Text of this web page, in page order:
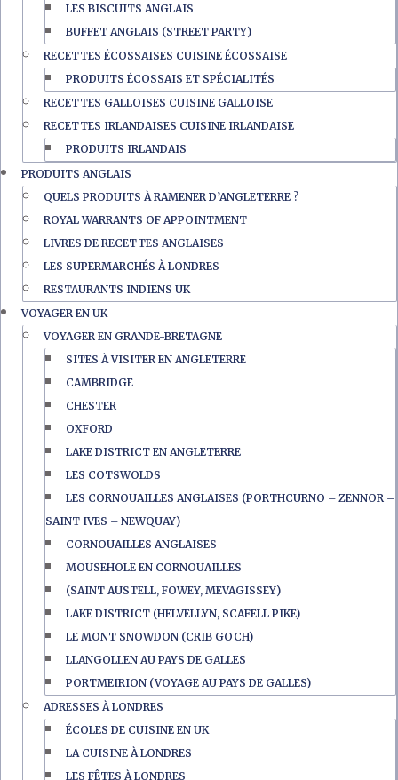
LES BISCUITS ANGLAIS
BUFFET ANGLAIS (STREET PARTY)
RECETTES ÉCOSSAISES CUISINE ÉCOSSAISE
PRODUITS ÉCOSSAIS ET SPÉCIALITÉS
RECETTES GALLOISES CUISINE GALLOISE
RECETTES IRLANDAISES CUISINE IRLANDAISE
PRODUITS IRLANDAIS
PRODUITS ANGLAIS
QUELS PRODUITS À RAMENER D’ANGLETERRE ?
ROYAL WARRANTS OF APPOINTMENT
LIVRES DE RECETTES ANGLAISES
LES SUPERMARCHÉS À LONDRES
RESTAURANTS INDIENS UK
VOYAGER EN UK
VOYAGER EN GRANDE-BRETAGNE
SITES À VISITER EN ANGLETERRE
CAMBRIDGE
CHESTER
OXFORD
LAKE DISTRICT EN ANGLETERRE
LES COTSWOLDS
LES CORNOUAILLES ANGLAISES (PORTHCURNO – ZENNOR –
SAINT IVES – NEWQUAY)
CORNOUAILLES ANGLAISES
MOUSEHOLE EN CORNOUAILLES
(SAINT AUSTELL, FOWEY, MEVAGISSEY)
LAKE DISTRICT (HELVELLYN, SCAFELL PIKE)
LE MONT SNOWDON (CRIB GOCH)
LLANGOLLEN AU PAYS DE GALLES
PORTMEIRION (VOYAGE AU PAYS DE GALLES)
ADRESSES À LONDRES
ÉCOLES DE CUISINE EN UK
LA CUISINE À LONDRES
LES FÊTES À LONDRES